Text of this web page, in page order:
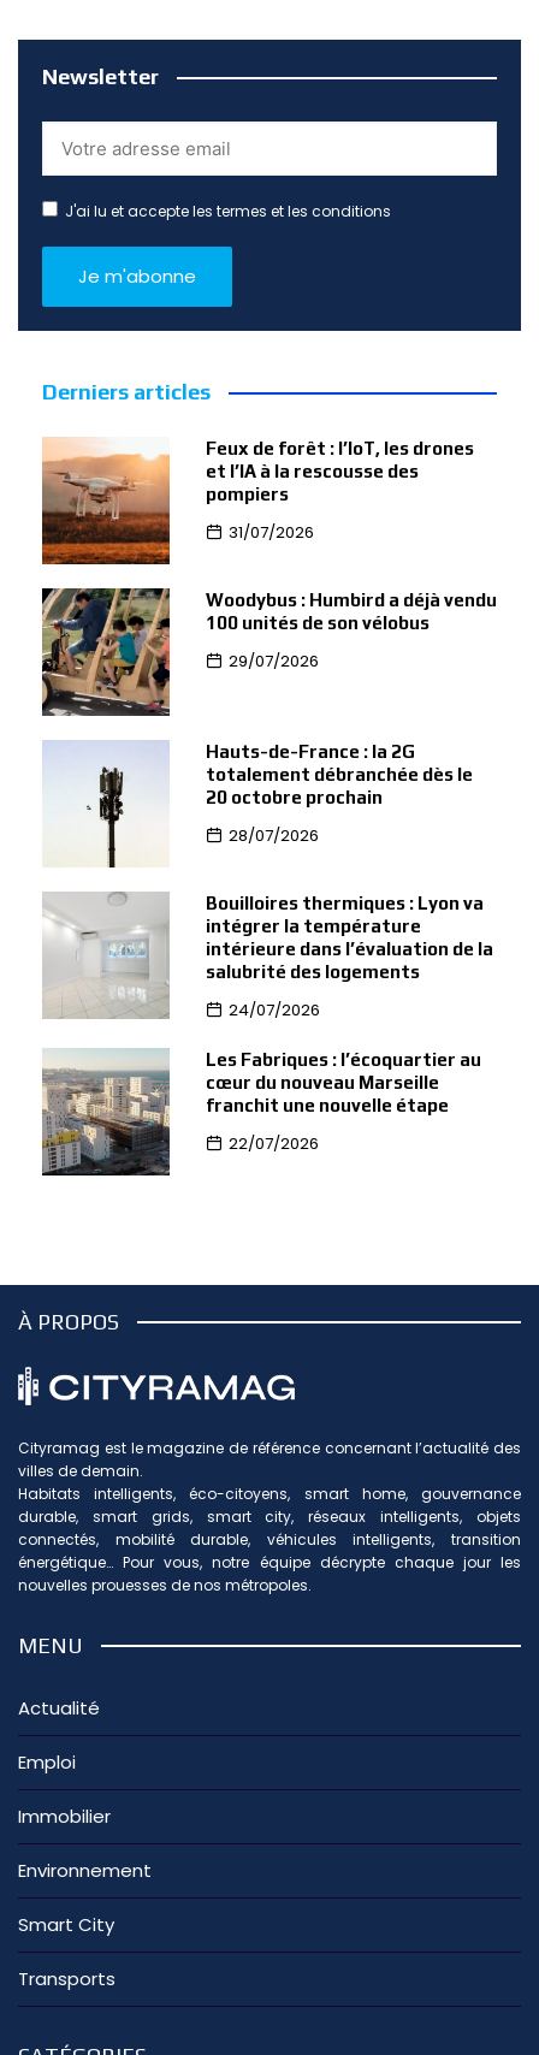
Newsletter
J'ai lu et accepte les termes et les conditions
Derniers articles
Feux de forêt : l’IoT, les drones
et l’IA à la rescousse des
pompiers
31/07/2026
Woodybus : Humbird a déjà vendu
100 unités de son vélobus
29/07/2026
Hauts-de-France : la 2G
totalement débranchée dès le
20 octobre prochain
28/07/2026
Bouilloires thermiques : Lyon va
intégrer la température
intérieure dans l’évaluation de la
salubrité des logements
24/07/2026
Les Fabriques : l’écoquartier au
cœur du nouveau Marseille
franchit une nouvelle étape
22/07/2026
À PROPOS
Cityramag est le magazine de référence concernant l’actualité des
villes de demain.
Habitats intelligents, éco-citoyens, smart home, gouvernance
durable, smart grids, smart city, réseaux intelligents, objets
connectés, mobilité durable, véhicules intelligents, transition
énergétique… Pour vous, notre équipe décrypte chaque jour les
nouvelles prouesses de nos métropoles.
MENU
Actualité
Emploi
Immobilier
Environnement
Smart City
Transports